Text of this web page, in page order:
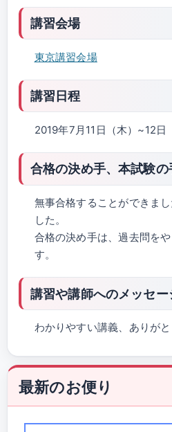
講習会場
東京講習会場
講習日程
2019年7月11日（木）~12日
合格の決め手、本試験の
無事合格することができま
した。
合格の決め手は、過去問を
す。
講習や講師へのメッセー
わかりやすい講義、ありがと
最新のお便り